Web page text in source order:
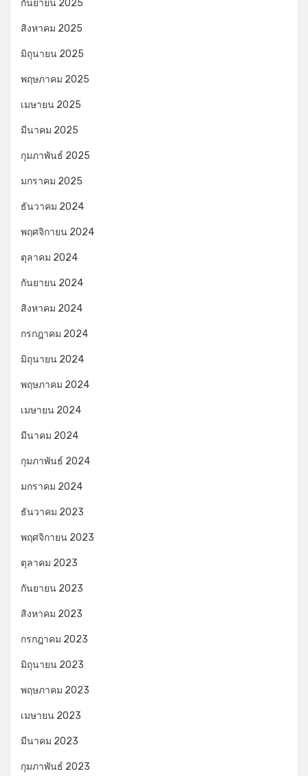
กันยายน 2025
สิงหาคม 2025
มิถุนายน 2025
พฤษภาคม 2025
เมษายน 2025
มีนาคม 2025
กุมภาพันธ์ 2025
มกราคม 2025
ธันวาคม 2024
พฤศจิกายน 2024
ตุลาคม 2024
กันยายน 2024
สิงหาคม 2024
กรกฎาคม 2024
มิถุนายน 2024
พฤษภาคม 2024
เมษายน 2024
มีนาคม 2024
กุมภาพันธ์ 2024
มกราคม 2024
ธันวาคม 2023
พฤศจิกายน 2023
ตุลาคม 2023
กันยายน 2023
สิงหาคม 2023
กรกฎาคม 2023
มิถุนายน 2023
พฤษภาคม 2023
เมษายน 2023
มีนาคม 2023
กุมภาพันธ์ 2023